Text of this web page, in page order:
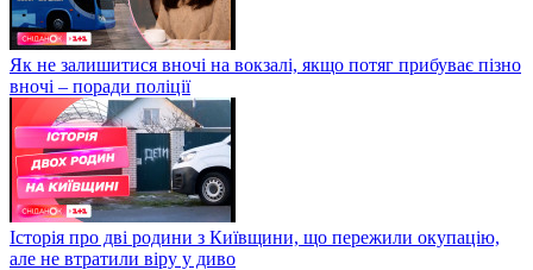
Як не залишитися вночі на вокзалі, якщо потяг прибуває пізно
вночі – поради поліції
Історія про дві родини з Київщини, що пережили окупацію,
але не втратили віру у диво